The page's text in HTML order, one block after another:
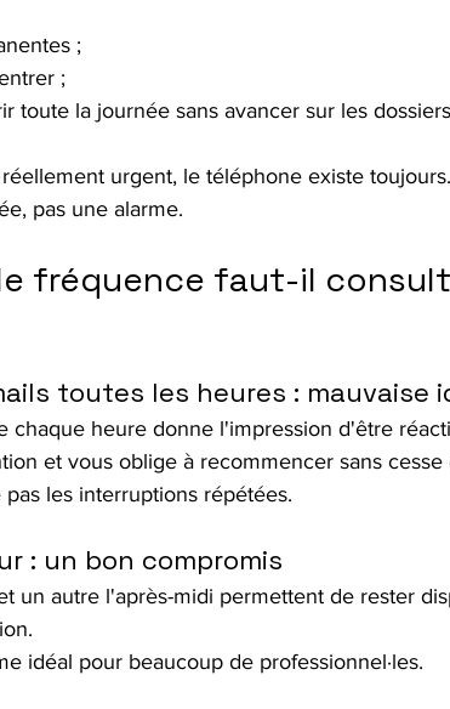
;
;
toute la journée sans avancer sur les
urgent, le téléphone existe
pas une alarme.
fréquence faut-il
toutes les heures : mauvaise
chaque heure donne l'impression d'être
et vous oblige à recommencer sans cesse
les interruptions répétées.
: un bon compromis
un autre l'après-midi permettent de rester
idéal pour beaucoup de professionnel·les.